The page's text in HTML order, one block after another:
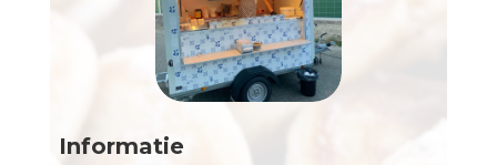
Informatie